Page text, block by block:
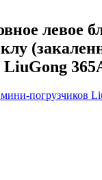
левое
LiuGong
мини-погрузчиков